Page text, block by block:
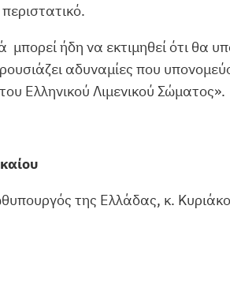
μπορεί ήδη να εκτιμηθεί ότι θα
αδυναμίες που
Ελληνικού Λιμενικού Σώματος».
της Ελλάδας, κ.